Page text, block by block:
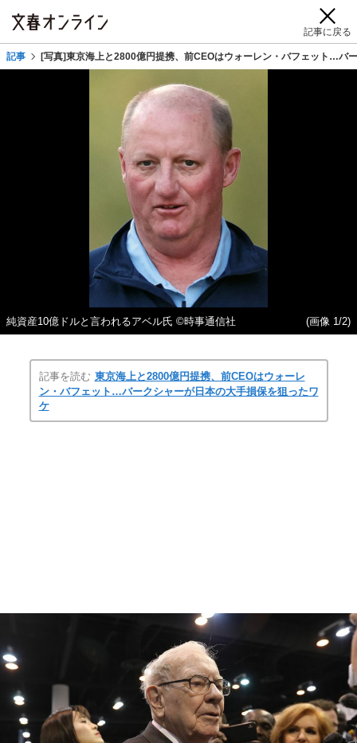
記事に戻る
記事 [写真]東京海上と2800億円提携、前CEOはウォーレン・バフェット…バ
純資産10億ドルと言われるアベル氏 ©時事通信社 (画像 1/2)
記事を読む 東京海上と2800億円提携、前CEOはウォーレ
ン・バフェット…バークシャーが日本の大手損保を狙ったワ
ケ